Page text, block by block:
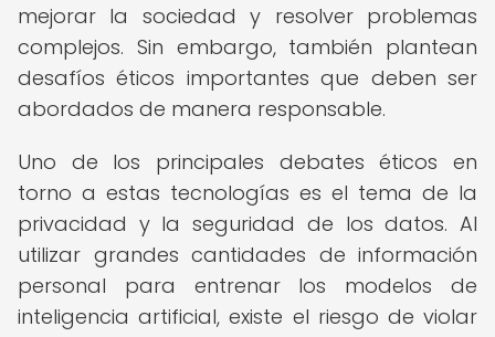
mejorar la sociedad y resolver problemas
complejos. Sin embargo, también plantean
desafíos éticos importantes que deben ser
abordados de manera responsable.
Uno de los principales debates éticos en
torno a estas tecnologías es el tema de la
privacidad y la seguridad de los datos. Al
utilizar grandes cantidades de información
personal para entrenar los modelos de
inteligencia artificial, existe el riesgo de violar